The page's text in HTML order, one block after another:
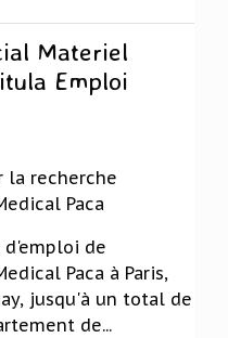
Materiel
Emploi
la recherche
Paca
d'emploi de
Paca à Paris,
jusqu'à un total de
de...